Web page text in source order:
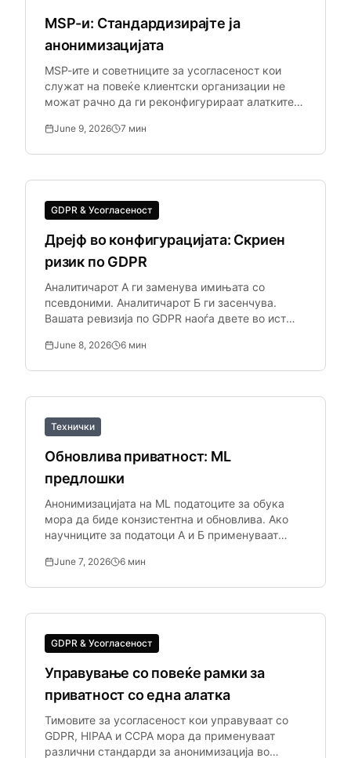
MSP-и: Стандардизирајте ја
анонимизацијата
MSP-ите и советниците за усогласеност кои
служат на повеќе клиентски организации не
можат рачно да ги реконфигурираат алатките
June 9, 2026 7 мин
GDPR & Усогласеност
Дрејф во конфигурацијата: Скриен
ризик по GDPR
Аналитичарот А ги заменува имињата со
псевдоними. Аналитичарот Б ги засенчува.
Вашата ревизија по GDPR наоѓа двете во ист
— каде тимот применува различни
June 8, 2026 6 мин
Технички
Обновлива приватност: ML
предлошки
Анонимизацијата на ML податоците за обука
мора да биде конзистентна и обновлива. Ако
научниците за податоци А и Б применуваат
несогласувачки.
June 7, 2026 6 мин
GDPR & Усогласеност
Управување со повеќе рамки за
приватност со една алатка
Тимовите за усогласеност кои управуваат со
GDPR, HIPAA и CCPA мора да применуваат
различни стандарди за анонимизација во